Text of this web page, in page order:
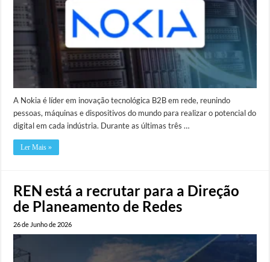
A Nokia é líder em inovação tecnológica B2B em rede, reunindo
pessoas, máquinas e dispositivos do mundo para realizar o potencial do
digital em cada indústria. Durante as últimas três …
Ler Mais »
REN está a recrutar para a Direção
de Planeamento de Redes
26 de Junho de 2026